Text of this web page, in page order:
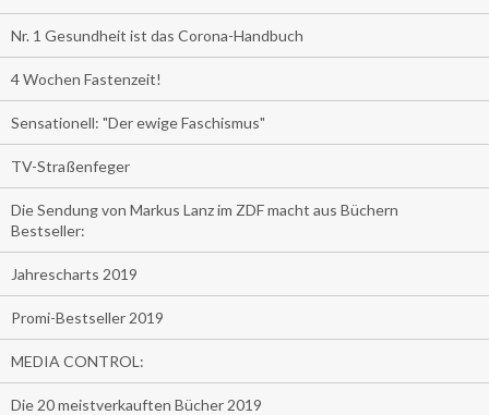
Nr. 1 Gesundheit ist das Corona-Handbuch
4 Wochen Fastenzeit!
Sensationell: "Der ewige Faschismus"
TV-Straßenfeger
Die Sendung von Markus Lanz im ZDF macht aus Büchern
Bestseller:
Jahrescharts 2019
Promi-Bestseller 2019
MEDIA CONTROL:
Die 20 meistverkauften Bücher 2019